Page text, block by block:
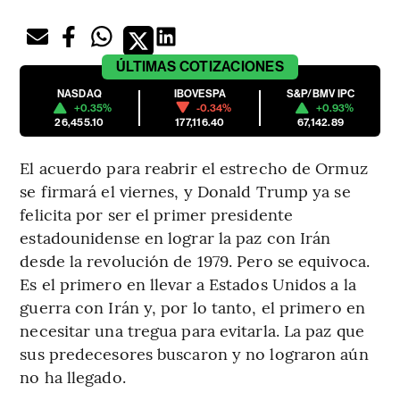
ÚLTIMAS COTIZACIONES
NASDAQ
+0.35%
26,455.10
IBOVESPA
-0.34%
177,116.40
S&P/BMV IPC
+0.93%
67,142.89
El acuerdo para reabrir el estrecho de Ormuz
se firmará el viernes, y Donald Trump ya se
felicita por ser el primer presidente
estadounidense en lograr la paz con Irán
desde la revolución de 1979. Pero se equivoca.
Es el primero en llevar a Estados Unidos a la
guerra con Irán y, por lo tanto, el primero en
necesitar una tregua para evitarla. La paz que
sus predecesores buscaron y no lograron aún
no ha llegado.